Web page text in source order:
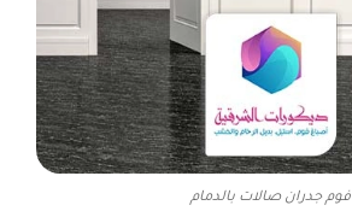
فوم جدران صالات بالدمام